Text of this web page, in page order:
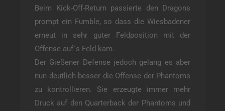
Beim Kick-Off-Return passierte den Dragons
prompt ein Fumble, so dass die Wiesbadener
erneut in sehr guter Feldposition mit der
Offense auf´s Feld kam.
Der Gießener Defense jedoch gelang es aber
nun deutlich besser die Offense der Phantoms
zu kontrollieren. Sie erzeugte immer mehr
Druck auf den Quarterback der Phantoms und